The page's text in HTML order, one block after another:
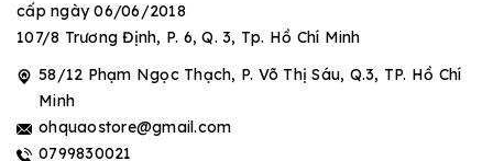
cấp ngày 06/06/2018
107/8 Trương Định, P. 6, Q. 3, Tp. Hồ Chí Minh
58/12 Phạm Ngọc Thạch, P. Võ Thị Sáu, Q.3, TP. Hồ Chí
Minh
ohquaostore@gmail.com
0799830021